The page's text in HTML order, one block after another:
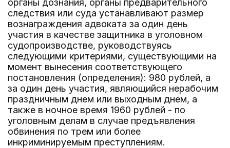
органы дознания, органы предварительного
следствия или суда устанавливают размер
вознаграждения адвоката за один день
участия в качестве защитника в уголовном
судопроизводстве, руководствуясь
следующими критериями, существующими на
момент вынесения соответствующего
постановления (определения): 980 рублей, а
за один день участия, являющийся нерабочим
праздничным днем или выходным днем, а
также в ночное время 1960 рублей - по
уголовным делам в случае предъявления
обвинения по трем или более
инкриминируемым преступлениям.